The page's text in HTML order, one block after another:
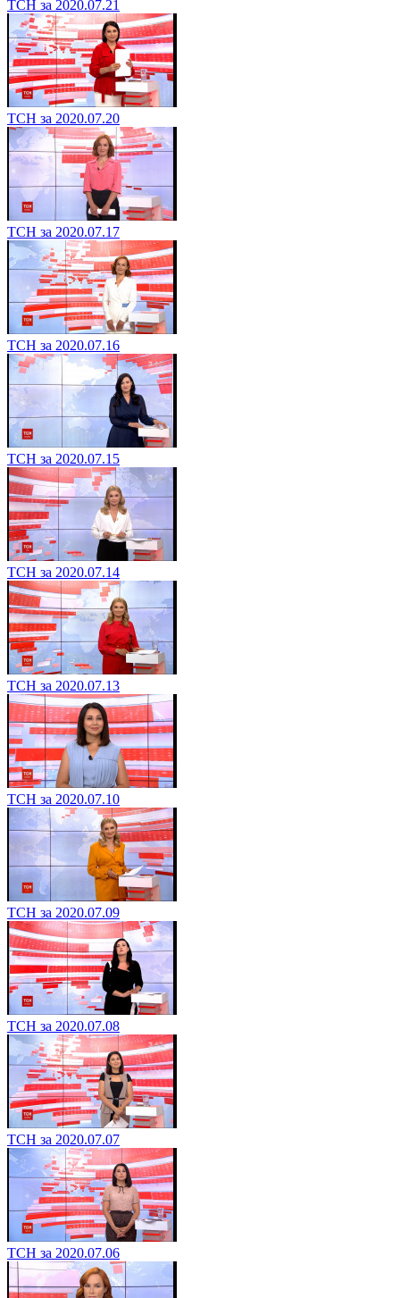
ТСН за 2020.07.21
ТСН за 2020.07.20
ТСН за 2020.07.17
ТСН за 2020.07.16
ТСН за 2020.07.15
ТСН за 2020.07.14
ТСН за 2020.07.13
ТСН за 2020.07.10
ТСН за 2020.07.09
ТСН за 2020.07.08
ТСН за 2020.07.07
ТСН за 2020.07.06